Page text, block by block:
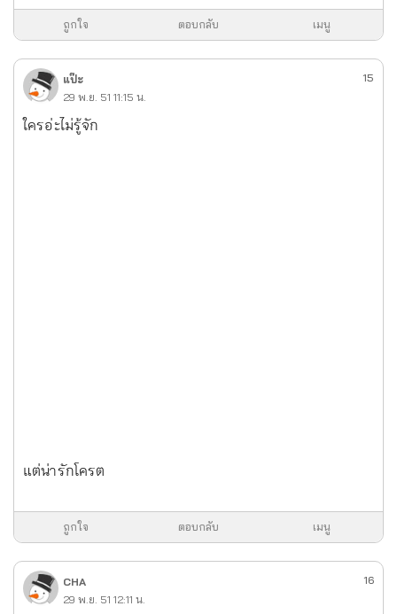
ถูกใจ ตอบกลับ เมนู
แป๊ะ
29 พ.ย. 51 11:15 น.
15
ใครอ่ะไม่รู้จัก
แต่น่ารักโครต
ถูกใจ ตอบกลับ เมนู
CHA
29 พ.ย. 51 12:11 น.
16